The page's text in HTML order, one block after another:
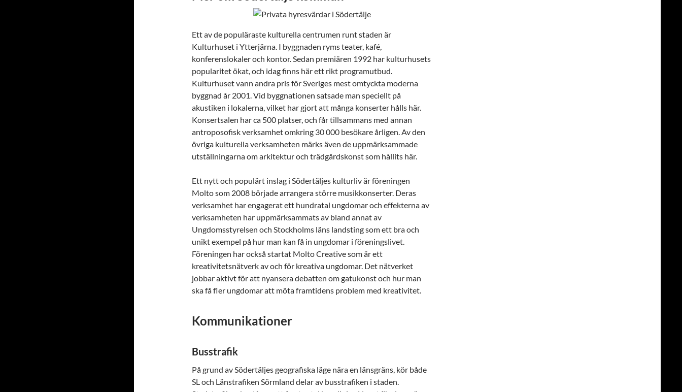
Ett av de populäraste kulturella centrumen runt staden är
Kulturhuset i Ytterjärna. I byggnaden ryms teater, kafé,
konferenslokaler och kontor. Sedan premiären 1992 har kulturhusets
popularitet ökat, och idag finns här ett rikt programutbud.
Kulturhuset vann andra pris för Sveriges mest omtyckta moderna
byggnad år 2001. Vid byggnationen satsade man speciellt på
akustiken i lokalerna, vilket har gjort att många konserter hålls här.
Konsertsalen har ca 500 platser, och får tillsammans med annan
antroposofisk verksamhet omkring 30 000 besökare årligen. Av den
övriga kulturella verksamheten märks även de uppmärksammade
utställningarna om arkitektur och trädgårdskonst som hållits här.
Ett nytt och populärt inslag i Södertäljes kulturliv är föreningen
Molto som 2008 började arrangera större musikkonserter. Deras
verksamhet har engagerat ett hundratal ungdomar och effekterna av
verksamheten har uppmärksammats av bland annat av
Ungdomsstyrelsen och Stockholms läns landsting som ett bra och
unikt exempel på hur man kan få in ungdomar i föreningslivet.
Föreningen har också startat Molto Creative som är ett
kreativitetsnätverk av och för kreativa ungdomar. Det nätverket
jobbar aktivt för att nyansera debatten om gatukonst och hur man
ska få fler ungdomar att möta framtidens problem med kreativitet.
Kommunikationer
Busstrafik
På grund av Södertäljes geografiska läge nära en länsgräns, kör både
SL och Länstrafiken Sörmland delar av busstrafiken i staden.